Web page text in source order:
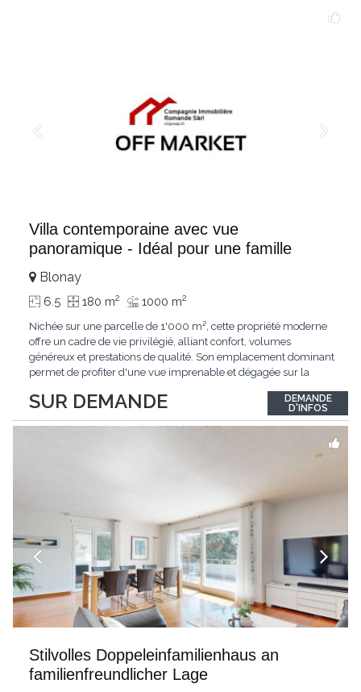
Villa contemporaine avec vue
panoramique - Idéal pour une famille
SUR DEMANDE
Blonay
6.5 180 m2 1000 m2
Nichée sur une parcelle de 1'000 m², cette propriété moderne
offre un cadre de vie privilégié, alliant confort, volumes
généreux et prestations de qualité. Son emplacement dominant
permet de profiter d'une vue imprenable et dégagée sur la
excavé, cette villa propose une surface habitable utile de plus
de 260 m², soigneusement...
DEMANDE
D'INFOS
Stilvolles Doppeleinfamilienhaus an
familienfreundlicher Lage